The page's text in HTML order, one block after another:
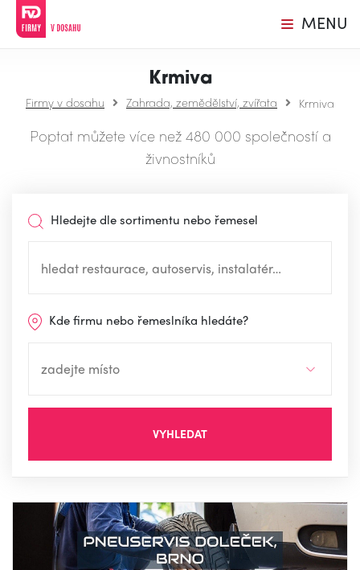
MENU
Krmiva
Firmy v dosahu Zahrada, zemědělství, zvířata Krmiva
Poptat můžete více než 480 000 společností a
živnostníků
Hledejte dle sortimentu nebo řemesel
Kde firmu nebo řemeslníka hledáte?
VYHLEDAT